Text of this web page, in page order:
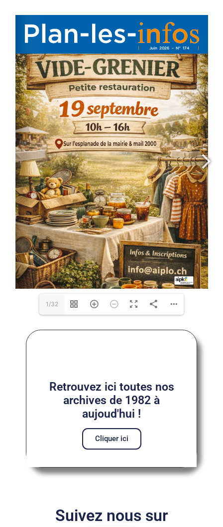
1/32
Retrouvez ici toutes nos
archives de 1982 à
aujoud'hui !
Cliquer ici
Suivez nous sur